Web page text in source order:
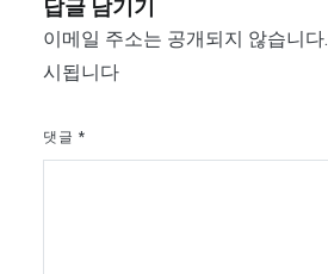
답글 남기기
이메일 주소는 공개되지 않습니다.
시됩니다
댓글 *